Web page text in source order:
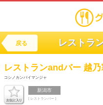
戻る レストラ
レストランandバー 越
コシノカンバイマンジャ
新潟市
[ レストランバー ]